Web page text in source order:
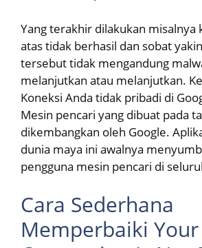
Yang terakhir dilakukan misalnya
atas tidak berhasil dan sobat
tersebut tidak mengandung
melanjutkan atau melanjutkan.
Koneksi Anda tidak pribadi di
Mesin pencari yang dibuat pada
dikembangkan oleh Google.
dunia maya ini awalnya
pengguna mesin pencari di
Cara Sederhana
Memperbaiki Your